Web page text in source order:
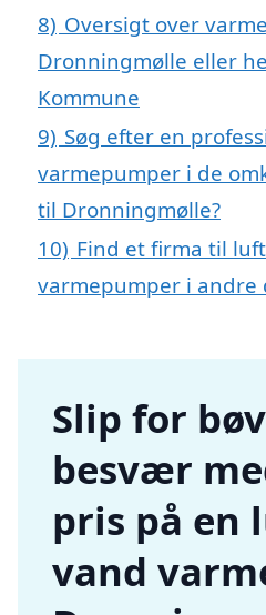
8) Oversigt over
Dronningmølle eller
Kommune
9) Søg efter en
varmepumper i de
til Dronningmølle?
10) Find et firma til
varmepumper i andre
Slip for
besvær
pris på en
vand